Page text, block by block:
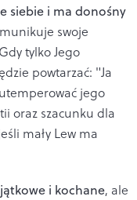
siebie i ma donośny
swoje
tylko Jego
powtarzać: "Ja
jego
oraz szacunku dla
mały Lew ma
i kochane, ale